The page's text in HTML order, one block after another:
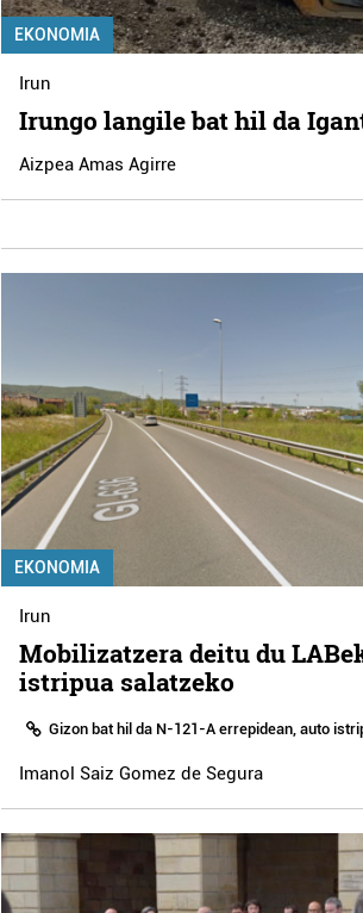
EKONOMIA
Irun
Irungo langile bat hil da
Aizpea Amas Agirre
EKONOMIA
Irun
Mobilizatzera deitu du
istripua salatzeko
Gizon bat hil da N-121-A errepidean, auto
Imanol Saiz Gomez de Segura